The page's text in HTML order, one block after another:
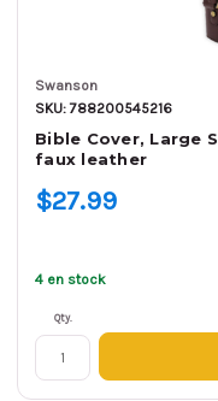
Swanson
SKU: 788200545216
Bible Cover, Large
faux leather
$27.99
4 en stock
Qty.